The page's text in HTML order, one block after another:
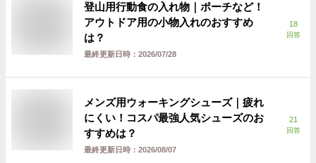
登山用行動食の入れ物｜ポーチなど！
アウトドア用の小物入れのおすすめ
は？
最終更新日時： 2026/07/28
18
回答
メンズ用ウォーキングシューズ｜疲れ
にくい！コスパ最強人気シューズのお
すすめは？
最終更新日時： 2026/08/07
21
回答